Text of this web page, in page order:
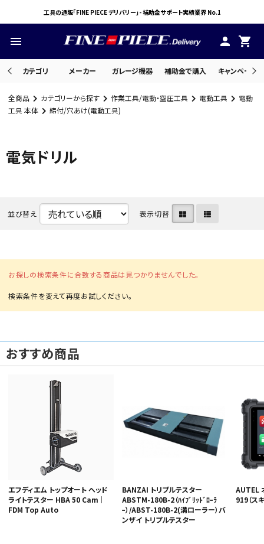
工具の通販「FINE PIECE デリバリー」- 補助金サポート実績業界 No.1
menu person shopping_cart
カテゴリ メーカー ガレージ機器 補助金で購入 キャンペーン
ACCOUNT MENU
ログイン person 会員登録
カテゴリから選ぶ
ガレージ機器
補助金で購入
全商品 カテゴリーから探す 作業工具/電動・空圧工具 電動工具
電動
工具 本体
締付/穴あけ(電動工具)
電気ドリル
並び替え 表示切替
お探しの検索条件に合致する商品は見つかりませんでした。
おすすめ商品
エフディエム トップオート ヘッド
ライトテスター HBA 50 Cam｜
FDM Top Auto
BANZAI トリプルテスター
ABSTM-180B-2（ﾊｲﾌﾞﾘｯﾄﾞﾛｰﾗ
ｰ）/ABST-180B-2(溝ローラー）バ
ンザイ トリプルテスター
AUTEL
919（ス